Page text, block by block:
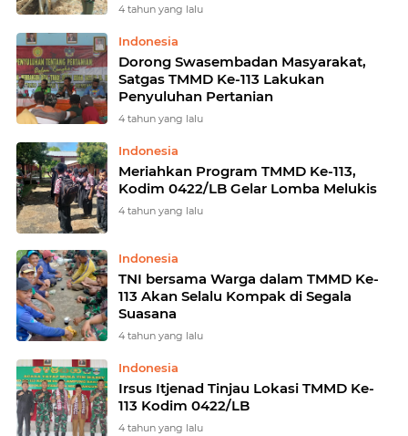
4 tahun yang lalu
Indonesia
Dorong Swasembadan Masyarakat,
Satgas TMMD Ke-113 Lakukan
Penyuluhan Pertanian
4 tahun yang lalu
Indonesia
Meriahkan Program TMMD Ke-113,
Kodim 0422/LB Gelar Lomba Melukis
4 tahun yang lalu
Indonesia
TNI bersama Warga dalam TMMD Ke-
113 Akan Selalu Kompak di Segala
Suasana
4 tahun yang lalu
Indonesia
Irsus Itjenad Tinjau Lokasi TMMD Ke-
113 Kodim 0422/LB
4 tahun yang lalu